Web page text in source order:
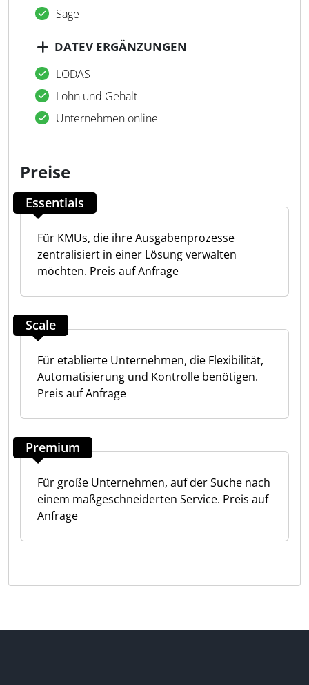
Sage
DATEV ERGÄNZUNGEN
LODAS
Lohn und Gehalt
Unternehmen online
Preise
Essentials
Für KMUs, die ihre Ausgabenprozesse
zentralisiert in einer Lösung verwalten
möchten. Preis auf Anfrage
Scale
Für etablierte Unternehmen, die Flexibilität,
Automatisierung und Kontrolle benötigen.
Preis auf Anfrage
Premium
Für große Unternehmen, auf der Suche nach
einem maßgeschneiderten Service. Preis auf
Anfrage